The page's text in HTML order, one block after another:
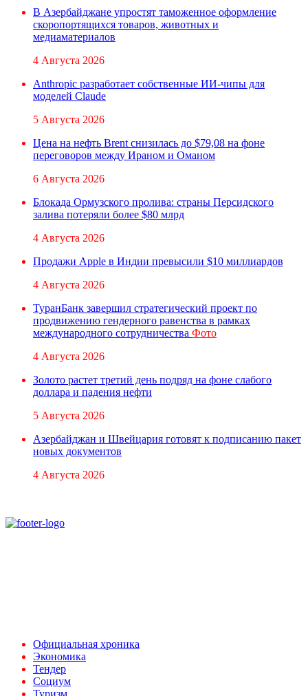
В Азербайджане упростят таможенное оформление
скоропортящихся товаров, животных и
медиаматериалов
4 Августа 2026
Anthropic разработает собственные ИИ-чипы для
моделей Claude
5 Августа 2026
Цена на нефть Brent снизилась до $79,08 на фоне
переговоров между Ираном и Оманом
6 Августа 2026
Блокада Ормузского пролива: страны Персидского
залива потеряли более $80 млрд
4 Августа 2026
Продажи Apple в Индии превысили $10 миллиардов
4 Августа 2026
ТуранБанк завершил стратегический проект по
продвижению гендерного равенства в рамках
международного сотрудничества Фото
4 Августа 2026
Золото растет третий день подряд на фоне слабого
доллара и падения нефти
5 Августа 2026
Азербайджан и Швейцария готовят к подписанию пакет
новых документов
4 Августа 2026
Официальная хроника
Экономика
Тендер
Социум
Туризм